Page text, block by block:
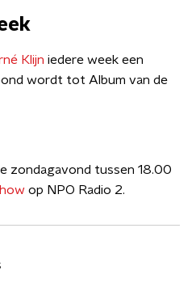
Klijn iedere week een
wordt tot Album van de
zondagavond tussen 18.00
op NPO Radio 2.